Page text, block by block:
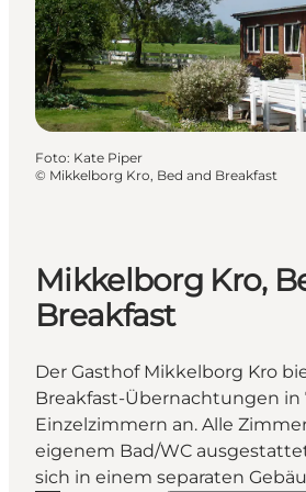
Foto: Kate Piper
© Mikkelborg Kro, Bed and Breakfast
Mikkelborg Kro,
Breakfast
Der Gasthof Mikkelborg Kro
Breakfast-Übernachtungen in
Einzelzimmern an. Alle
eigenem Bad/WC
sich in einem separaten